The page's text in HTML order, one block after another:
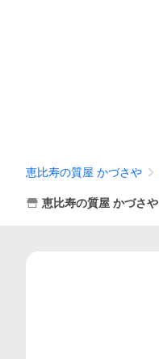
恵比寿の質屋 かづさや
恵比寿の質屋 かづさや